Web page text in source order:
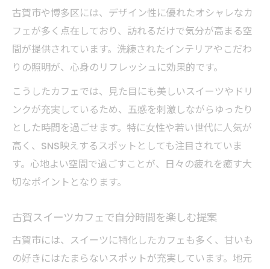
古賀市や博多区には、デザイン性に優れたオシャレなカ
フェが多く点在しており、訪れるだけで気分が高まる空
間が提供されています。洗練されたインテリアやこだわ
りの照明が、心身のリフレッシュに効果的です。
こうしたカフェでは、見た目にも美しいスイーツやドリ
ンクが充実しているため、五感を刺激しながらゆったり
とした時間を過ごせます。特に女性や若い世代に人気が
高く、SNS映えするスポットとしても注目されていま
す。心地よい空間で過ごすことが、日々の疲れを癒す大
切なポイントとなります。
古賀スイーツカフェで自分時間を楽しむ提案
古賀市には、スイーツに特化したカフェも多く、甘いも
の好きにはたまらないスポットが充実しています。地元